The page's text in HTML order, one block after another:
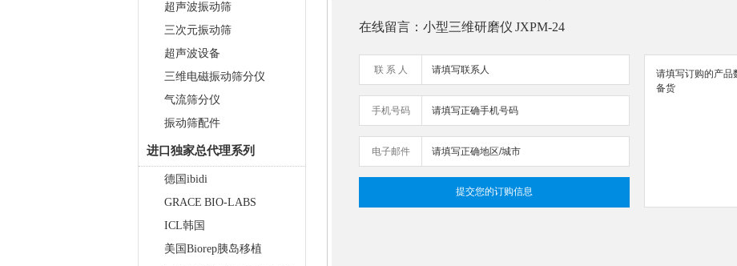
超声波振动筛
三次元振动筛
超声波设备
三维电磁振动筛分仪
气流筛分仪
振动筛配件
进口独家总代理系列
德国ibidi
GRACE BIO-LABS
ICL韩国
美国Biorep胰岛移植
ZLN-AL
真空离心浓缩仪(溶剂蒸发工作
站) JX-ZLN-BN
在线留言：小型三维研磨仪 JXPM-24
联 系 人
手机号码
电子邮件